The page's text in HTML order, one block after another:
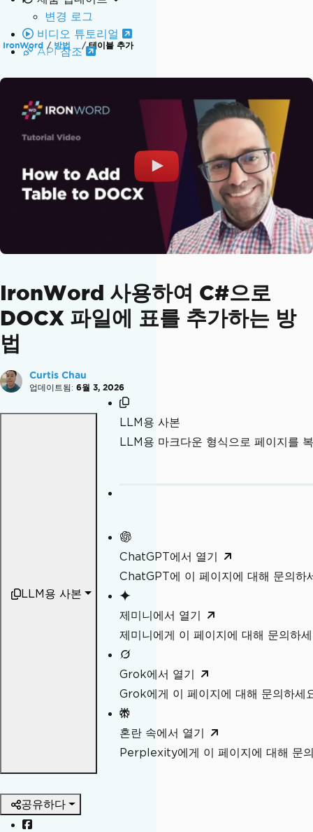
변경 로그
비디오 튜토리얼
API 참조
IronWord 방법 테이블 추가
IronWord 사용하여 C#으로
DOCX 파일에 표를 추가하는 방
법
Curtis Chau
업데이트됨: 6월 3, 2026
LLM용 사본
LLM용 사본
LLM용 마크다운 형식으로 페이지를
ChatGPT에서 열기
ChatGPT에 이 페이지에 대해 문의하
제미니에서 열기
제미니에게 이 페이지에 대해 문의하
Grok에서 열기
Grok에게 이 페이지에 대해 문의하세
혼란 속에서 열기
Perplexity에게 이 페이지에 대해 문
공유하다